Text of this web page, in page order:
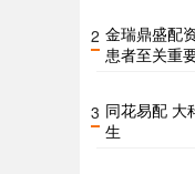
2 金瑞鼎盛配
患者至关重
3 同花易配 大
生